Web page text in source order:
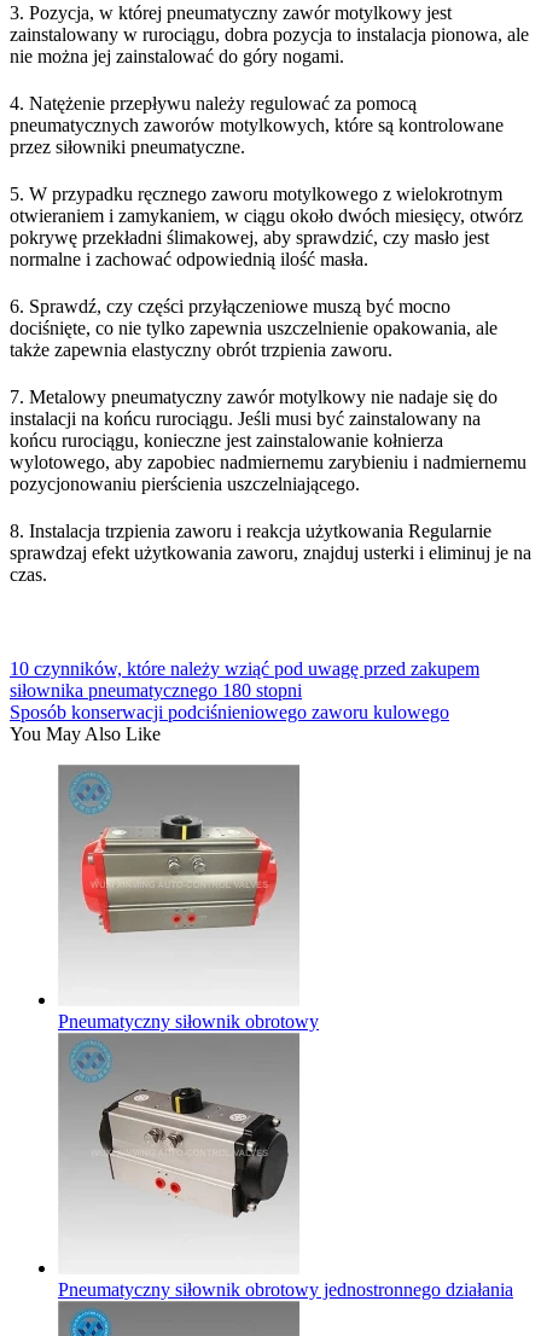
3. Pozycja, w której pneumatyczny zawór motylkowy jest
zainstalowany w rurociągu, dobra pozycja to instalacja pionowa, ale
nie można jej zainstalować do góry nogami.
4. Natężenie przepływu należy regulować za pomocą
pneumatycznych zaworów motylkowych, które są kontrolowane
przez siłowniki pneumatyczne.
5. W przypadku ręcznego zaworu motylkowego z wielokrotnym
otwieraniem i zamykaniem, w ciągu około dwóch miesięcy, otwórz
pokrywę przekładni ślimakowej, aby sprawdzić, czy masło jest
normalne i zachować odpowiednią ilość masła.
6. Sprawdź, czy części przyłączeniowe muszą być mocno
dociśnięte, co nie tylko zapewnia uszczelnienie opakowania, ale
także zapewnia elastyczny obrót trzpienia zaworu.
7. Metalowy pneumatyczny zawór motylkowy nie nadaje się do
instalacji na końcu rurociągu. Jeśli musi być zainstalowany na
końcu rurociągu, konieczne jest zainstalowanie kołnierza
wylotowego, aby zapobiec nadmiernemu zarybieniu i nadmiernemu
pozycjonowaniu pierścienia uszczelniającego.
8. Instalacja trzpienia zaworu i reakcja użytkowania Regularnie
sprawdzaj efekt użytkowania zaworu, znajduj usterki i eliminuj je na
czas.
10 czynników, które należy wziąć pod uwagę przed zakupem
siłownika pneumatycznego 180 stopni
Sposób konserwacji podciśnieniowego zaworu kulowego
You May Also Like
Pneumatyczny siłownik obrotowy
Pneumatyczny siłownik obrotowy jednostronnego działania